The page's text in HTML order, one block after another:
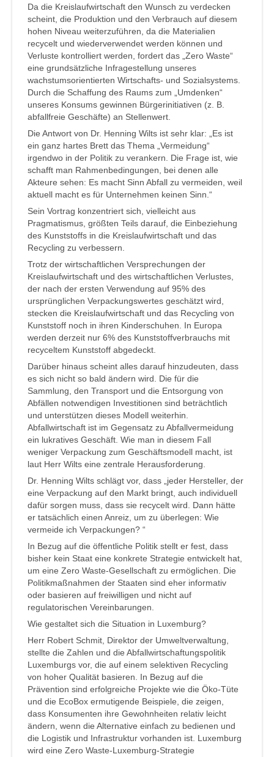
Da die Kreislaufwirtschaft den Wunsch zu verdecken
scheint, die Produktion und den Verbrauch auf diesem
hohen Niveau weiterzuführen, da die Materialien
recycelt und wiederverwendet werden können und
Verluste kontrolliert werden, fordert das „Zero Waste“
eine grundsätzliche Infragestellung unseres
wachstumsorientierten Wirtschafts- und Sozialsystems.
Durch die Schaffung des Raums zum „Umdenken“
unseres Konsums gewinnen Bürgerinitiativen (z. B.
abfallfreie Geschäfte) an Stellenwert.
Die Antwort von Dr. Henning Wilts ist sehr klar: „Es ist
ein ganz hartes Brett das Thema „Vermeidung“
irgendwo in der Politik zu verankern. Die Frage ist, wie
schafft man Rahmenbedingungen, bei denen alle
Akteure sehen: Es macht Sinn Abfall zu vermeiden, weil
aktuell macht es für Unternehmen keinen Sinn.“
Sein Vortrag konzentriert sich, vielleicht aus
Pragmatismus, größten Teils darauf, die Einbeziehung
des Kunststoffs in die Kreislaufwirtschaft und das
Recycling zu verbessern.
Trotz der wirtschaftlichen Versprechungen der
Kreislaufwirtschaft und des wirtschaftlichen Verlustes,
der nach der ersten Verwendung auf 95% des
ursprünglichen Verpackungswertes geschätzt wird,
stecken die Kreislaufwirtschaft und das Recycling von
Kunststoff noch in ihren Kinderschuhen. In Europa
werden derzeit nur 6% des Kunststoffverbrauchs mit
recyceltem Kunststoff abgedeckt.
Darüber hinaus scheint alles darauf hinzudeuten, dass
es sich nicht so bald ändern wird. Die für die
Sammlung, den Transport und die Entsorgung von
Abfällen notwendigen Investitionen sind beträchtlich
und unterstützen dieses Modell weiterhin.
Abfallwirtschaft ist im Gegensatz zu Abfallvermeidung
ein lukratives Geschäft. Wie man in diesem Fall
weniger Verpackung zum Geschäftsmodell macht, ist
laut Herr Wilts eine zentrale Herausforderung.
Dr. Henning Wilts schlägt vor, dass „jeder Hersteller, der
eine Verpackung auf den Markt bringt, auch individuell
dafür sorgen muss, dass sie recycelt wird. Dann hätte
er tatsächlich einen Anreiz, um zu überlegen: Wie
vermeide ich Verpackungen? “
In Bezug auf die öffentliche Politik stellt er fest, dass
bisher kein Staat eine konkrete Strategie entwickelt hat,
um eine Zero Waste-Gesellschaft zu ermöglichen. Die
Politikmaßnahmen der Staaten sind eher informativ
oder basieren auf freiwilligen und nicht auf
regulatorischen Vereinbarungen.
Wie gestaltet sich die Situation in Luxemburg?
Herr Robert Schmit, Direktor der Umweltverwaltung,
stellte die Zahlen und die Abfallwirtschaftungspolitik
Luxemburgs vor, die auf einem selektiven Recycling
von hoher Qualität basieren. In Bezug auf die
Prävention sind erfolgreiche Projekte wie die Öko-Tüte
und die EcoBox ermutigende Beispiele, die zeigen,
dass Konsumenten ihre Gewohnheiten relativ leicht
ändern, wenn die Alternative einfach zu bedienen und
die Logistik und Infrastruktur vorhanden ist. Luxemburg
wird eine Zero Waste-Luxemburg-Strategie